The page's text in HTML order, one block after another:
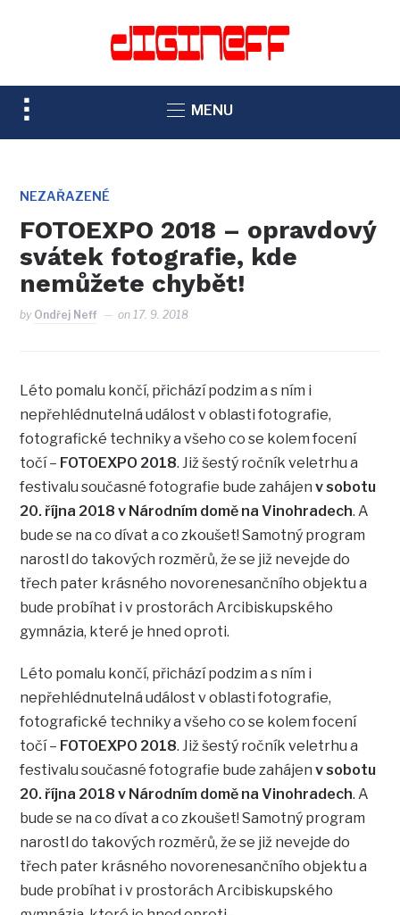
TOGGLE
SIDEBAR
NAVIGATION
MENU
NEZAŘAZENÉ
FOTOEXPO 2018 – opravdový
svátek fotografie, kde
nemůžete chybět!
by Ondřej Neff on17. 9. 2018
Léto pomalu končí, přichází podzim a s ním i
nepřehlédnutelná událost v oblasti fotografie,
fotografické techniky a všeho co se kolem focení
točí – FOTOEXPO 2018. Již šestý ročník veletrhu a
festivalu současné fotografie bude zahájenv sobotu
20. října 2018 v Národním domě na Vinohradech. A
bude se na co dívat a co zkoušet! Samotný program
narostl do takových rozměrů, že se již nevejde do
třech pater krásného novorenesančního objektu a
bude probíhat i v prostorách Arcibiskupského
gymnázia, které je hned oproti.
Léto pomalu končí, přichází podzim a s ním i
nepřehlédnutelná událost v oblasti fotografie,
fotografické techniky a všeho co se kolem focení
točí – FOTOEXPO 2018. Již šestý ročník veletrhu a
festivalu současné fotografie bude zahájenv sobotu
20. října 2018 v Národním domě na Vinohradech. A
bude se na co dívat a co zkoušet! Samotný program
narostl do takových rozměrů, že se již nevejde do
třech pater krásného novorenesančního objektu a
bude probíhat i v prostorách Arcibiskupského